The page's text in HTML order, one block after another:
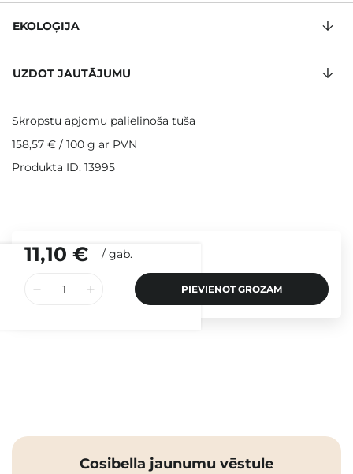
11,10 € / gab.
PIEVIENOT GROZAM
EKOLOĢIJA
UZDOT JAUTĀJUMU
Skropstu apjomu palielinoša tuša
158,57 € / 100 g ar PVN
Produkta ID: 13995
Cosibella jaunumu vēstule